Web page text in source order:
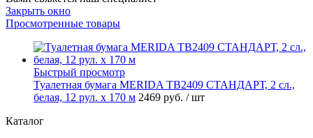
Закрыть окно
Просмотренные товары
Быстрый просмотр
Туалетная бумага MERIDA TB2409 СТАНДАРТ, 2 сл.,
белая, 12 рул. х 170 м 2469 руб. / шт
Каталог